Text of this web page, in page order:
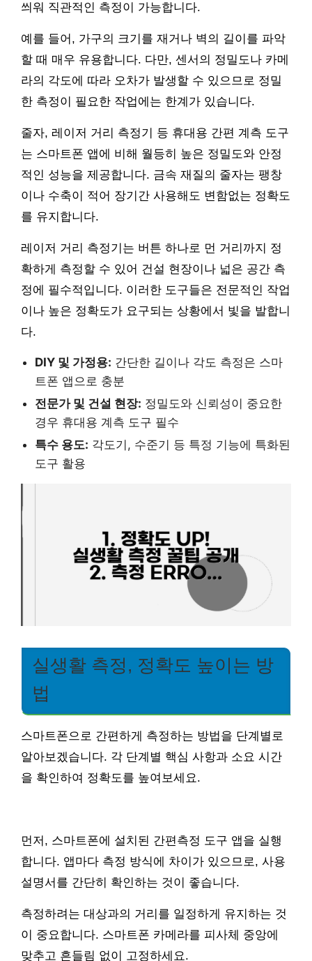
씌워 직관적인 측정이 가능합니다.
예를 들어, 가구의 크기를 재거나 벽의 길이를 파악
할 때 매우 유용합니다. 다만, 센서의 정밀도나 카메
라의 각도에 따라 오차가 발생할 수 있으므로 정밀
한 측정이 필요한 작업에는 한계가 있습니다.
줄자, 레이저 거리 측정기 등 휴대용 간편 계측 도구
는 스마트폰 앱에 비해 월등히 높은 정밀도와 안정
적인 성능을 제공합니다. 금속 재질의 줄자는 팽창
이나 수축이 적어 장기간 사용해도 변함없는 정확도
를 유지합니다.
레이저 거리 측정기는 버튼 하나로 먼 거리까지 정
확하게 측정할 수 있어 건설 현장이나 넓은 공간 측
정에 필수적입니다. 이러한 도구들은 전문적인 작업
이나 높은 정확도가 요구되는 상황에서 빛을 발합니
다.
DIY 및 가정용: 간단한 길이나 각도 측정은 스마
트폰 앱으로 충분
전문가 및 건설 현장: 정밀도와 신뢰성이 중요한
경우 휴대용 계측 도구 필수
특수 용도: 각도기, 수준기 등 특정 기능에 특화된
도구 활용
실생활 측정, 정확도 높이는 방
법
스마트폰으로 간편하게 측정하는 방법을 단계별로
알아보겠습니다. 각 단계별 핵심 사항과 소요 시간
을 확인하여 정확도를 높여보세요.
먼저, 스마트폰에 설치된 간편측정 도구 앱을 실행
합니다. 앱마다 측정 방식에 차이가 있으므로, 사용
설명서를 간단히 확인하는 것이 좋습니다.
측정하려는 대상과의 거리를 일정하게 유지하는 것
이 중요합니다. 스마트폰 카메라를 피사체 중앙에
맞추고 흔들림 없이 고정하세요.